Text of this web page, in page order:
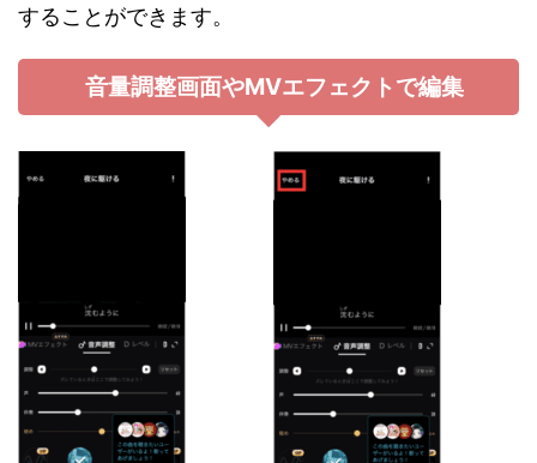
することができます。
音量調整画面やMVエフェクトで編集